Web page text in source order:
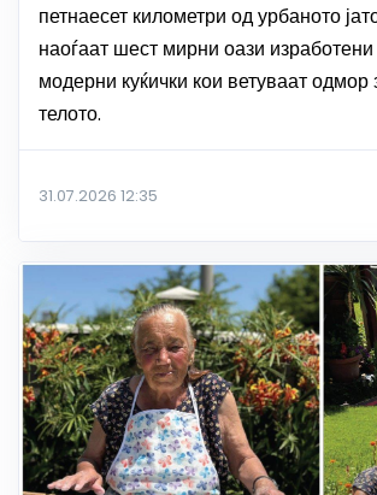
петнаесет километри од урбаното
наоѓаат шест мирни оази
модерни куќички кои ветуваат одмор
телото.
31.07.2026 12:35